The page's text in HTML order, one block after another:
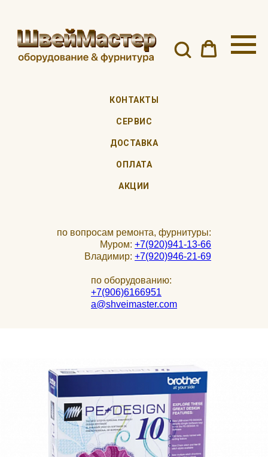
КОНТАКТЫ
СЕРВИС
ДОСТАВКА
ОПЛАТА
АКЦИИ
по вопросам ремонта, фурнитуры:
Муром: +7(920)941-13-66
Владимир: +7(920)946-21-69
по оборудованию:
+7(906)6166951
a@shveimaster.com